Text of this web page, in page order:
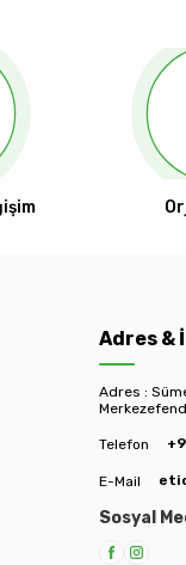
Adres &
Adres :
Telefon
E-Mail
Sosyal